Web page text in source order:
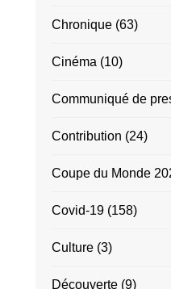
Chronique (63)
Cinéma (10)
Communiqué de
Contribution (24)
Coupe du Monde
Covid-19 (158)
Culture (3)
Découverte (9)